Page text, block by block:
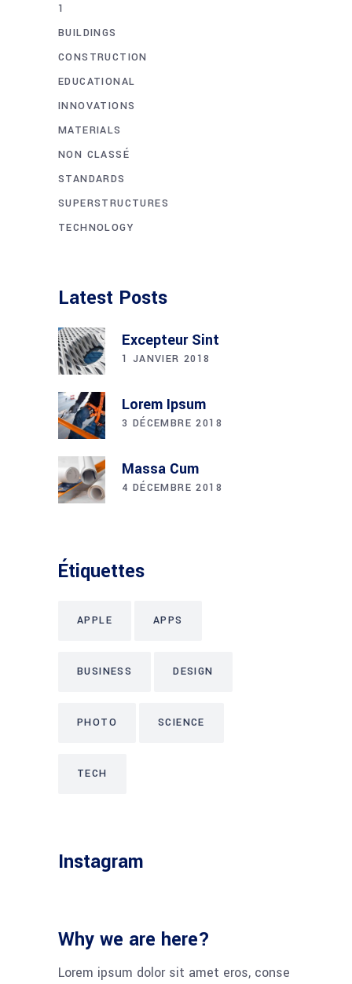
1
BUILDINGS
CONSTRUCTION
EDUCATIONAL
INNOVATIONS
MATERIALS
NON CLASSÉ
STANDARDS
SUPERSTRUCTURES
TECHNOLOGY
Latest Posts
Excepteur Sint
1 JANVIER 2018
Lorem Ipsum
3 DÉCEMBRE 2018
Massa Cum
4 DÉCEMBRE 2018
Étiquettes
APPLE APPS
BUSINESS DESIGN
PHOTO SCIENCE
TECH
Instagram
Why we are here?
Lorem ipsum dolor sit amet eros, conse